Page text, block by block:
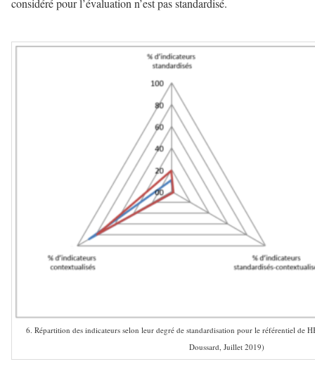
considéré pour l’évaluation n’est pas standardisé.
6. Répartition des indicateurs selon leur degré de standardisation pour le référentiel de
Doussard, Juillet 2019)